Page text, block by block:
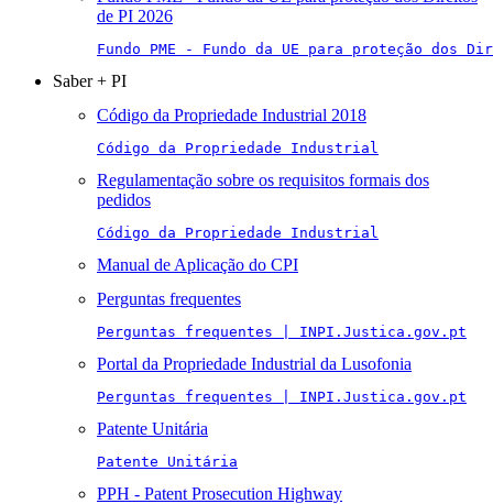
de PI 2026
Fundo PME - Fundo da UE para proteção
Saber + PI
Código da Propriedade Industrial 2018
Código da Propriedade Industrial
Regulamentação sobre os requisitos formais dos
pedidos
Código da Propriedade Industrial
Manual de Aplicação do CPI
Perguntas frequentes
Perguntas frequentes | INPI.Justica.gov.pt
Portal da Propriedade Industrial da Lusofonia
Perguntas frequentes | INPI.Justica.gov.pt
Patente Unitária
Patente Unitária
PPH - Patent Prosecution Highway